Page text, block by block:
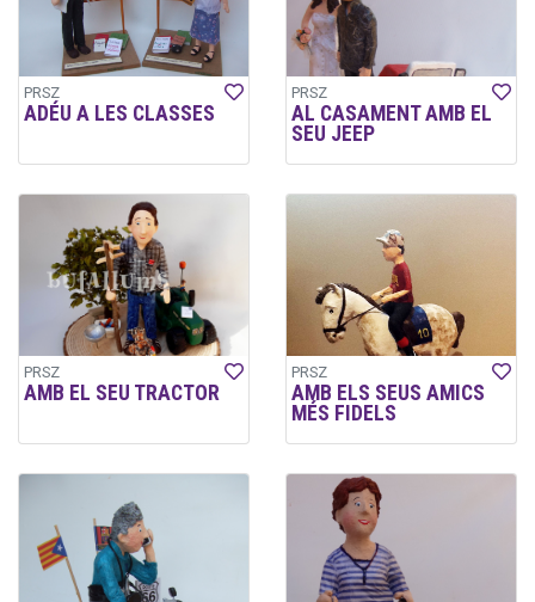
PRSZ
ADÉU A LES CLASSES
PRSZ
AL CASAMENT AMB EL
SEU JEEP
PRSZ
AMB EL SEU TRACTOR
PRSZ
AMB ELS SEUS AMICS
MÉS FIDELS